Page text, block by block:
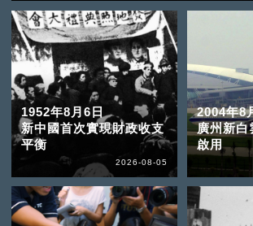
1952年8月6日
新中國首次實現財政收支
平衡
2026-08-05
2004年8
廣州新白
啟用